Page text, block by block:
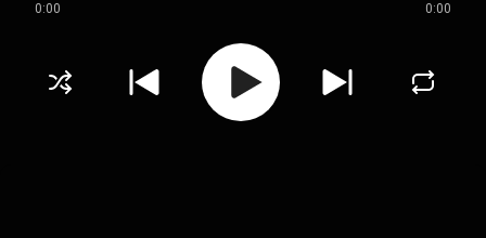
0:00 0:00